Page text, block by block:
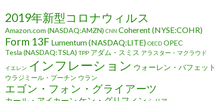
2019年新型コロナウィルス
Amazon.com (NASDAQ:AMZN) CNN Coherent (NYSE:COHR)
Form 13F Lumentum (NASDAQ:LITE) OECD OPEC
Tesla (NASDAQ:TSLA) TPP アダム・スミス アラスター・マクラウド
イエレン インフレーション ウォーレン・バフェット
ウラジミール・プーチン ウラン
エゴン・フォン・グライアーツ